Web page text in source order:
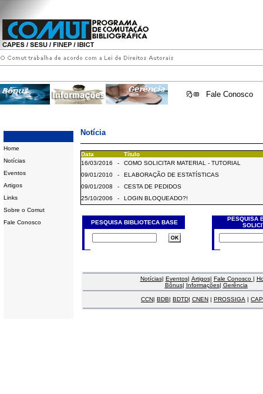
Fale Conosco
Home
Notícias
Eventos
Artigos
Links
Sobre o Comut
Fale Conosco
Notícia
Data
Título
16/03/2016
-
COMO SOLICITAR MATERIAL - TUTORIAL
09/01/2010
-
ELABORAÇÃO DE ESTATÍSTICAS
09/01/2008
-
CESTA DE PEDIDOS
25/10/2006
- LOGIN BLOQUEADO?!
PESQUISA BIBLIOTECA BASE
PESQUISA
Notícias| Eventos| Artigos| Fale Conosco |
Bônus| Informações| Gerência
CCN| BDB| BDTD| CNEN | PROSSIGA |